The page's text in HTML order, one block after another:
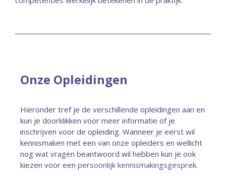
Onze Opleidingen
Hieronder tref je de verschillende opleidingen aan en
kun je doorklikken voor meer informatie of je
inschrijven voor de opleiding. Wanneer je eerst wil
kennismaken met een van onze opleiders en wellicht
nog wat vragen beantwoord wil hebben kun je ook
kiezen voor een persoonlijk kennismakingsgesprek.